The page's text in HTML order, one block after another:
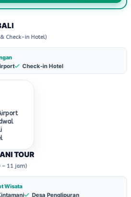
Check-in Hotel)
Check-in Hotel
TOUR
– 11 jam)
Wisata
Desa Penglipuran